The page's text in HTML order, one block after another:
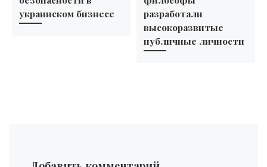
украинском бизнесе
разработали
высокоразвитые
публичные личности